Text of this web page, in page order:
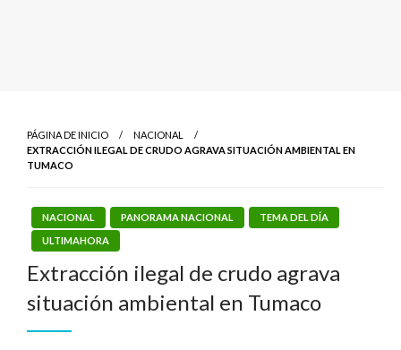
PÁGINA DE INICIO
NACIONAL
EXTRACCIÓN ILEGAL DE CRUDO AGRAVA SITUACIÓN AMBIENTAL EN
TUMACO
NACIONAL PANORAMA NACIONAL
TEMA DEL DÍA
ULTIMAHORA
Extracción ilegal de crudo agrava
situación ambiental en Tumaco